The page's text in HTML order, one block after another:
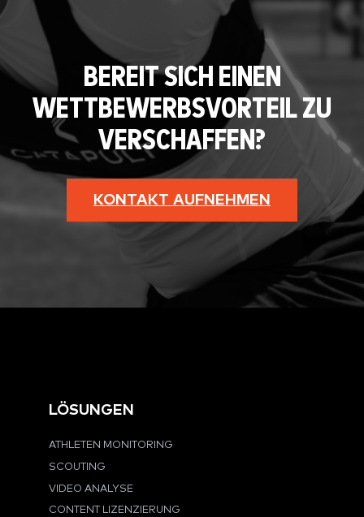
BEREIT SICH EINEN
WETTBEWERBSVORTEIL ZU
VERSCHAFFEN?
KONTAKT AUFNEHMEN
LÖSUNGEN
ATHLETEN MONITORING
SCOUTING
VIDEO ANALYSE
CONTENT LIZENZIERUNG